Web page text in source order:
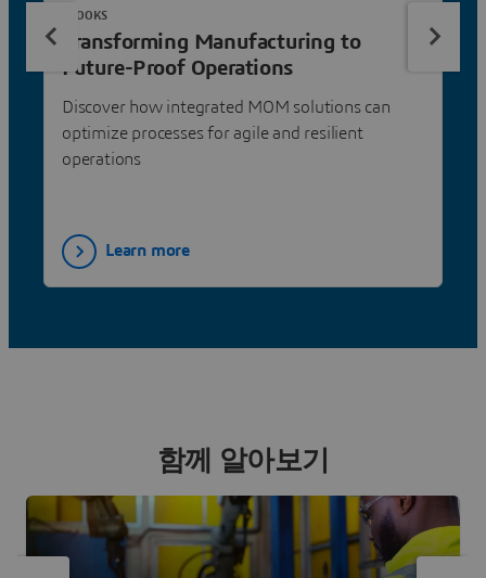
Transforming Manufacturing to
Future-Proof Operations
Discover how integrated MOM solutions can
optimize processes for agile and resilient
operations
EBOOKS
Learn more
함께 알아보기